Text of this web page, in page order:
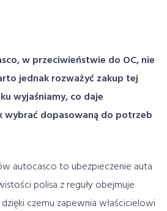
w przeciwieństwie do OC, nie
jednak rozważyć zakup tej
wyjaśniamy, co daje
wybrać dopasowaną do potrzeb
autocasco to ubezpieczenie auta
polisa z reguły obejmuje
dzięki czemu zapewnia właścicielowi